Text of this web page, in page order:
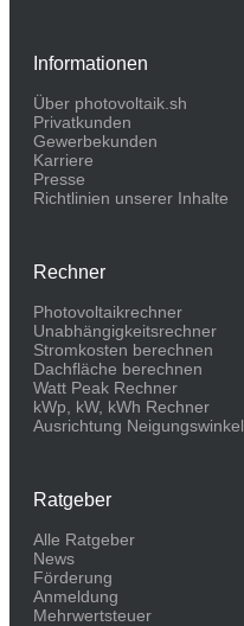
Informationen
Über photovoltaik.sh
Privatkunden
Gewerbekunden
Karriere
Presse
Richtlinien unserer Inhalte
Rechner
Photovoltaikrechner
Unabhängigkeitsrechner
Stromkosten berechnen
Dachfläche berechnen
Watt Peak Rechner
kWp, kW, kWh Rechner
Ausrichtung Neigungswinkel
Ratgeber
Alle Ratgeber
News
Förderung
Anmeldung
Mehrwertsteuer